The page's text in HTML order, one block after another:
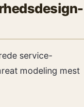
service-
modeling mest